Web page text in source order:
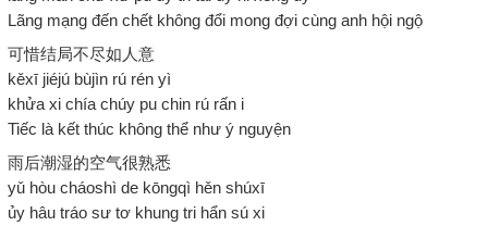
Lãng mạng đến chết không đổi mong đợi cùng anh hội ngộ
可惜结局不尽如人意
kěxī jiéjú bùjìn rú rén yì
khửa xi chía chúy pu chin rú rấn i
Tiếc là kết thúc không thể như ý nguyện
雨后潮湿的空气很熟悉
yǔ hòu cháoshì de kōngqì hěn shúxī
ủy hâu tráo sư tơ khung tri hẩn sú xi